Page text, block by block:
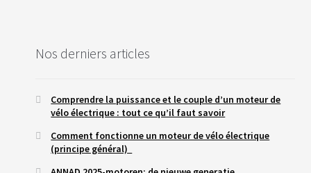
Nos derniers articles
Comprendre la puissance et le couple d’un moteur de
vélo électrique : tout ce qu’il faut savoir
Comment fonctionne un moteur de vélo électrique
(principe général)